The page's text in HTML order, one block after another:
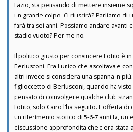
Lazio, sta pensando di mettere insieme
un grande colpo. Ci riuscirà? Parliamo di
farà tra sei anni. Possiamo andare avanti
stadio vuoto? Per me no.
Il politico giusto per convincere Lotito è
Berlusconi. Era l'unico che ascoltava e
altri invece si considera una spanna in
figlioccetto di Berlusconi, quando ha
pensato di coinvolgere qualche club
Lotito, solo Cairo l'ha seguito. L'offerta di
un riferimento storico di 5-6-7 anni fa, un
discussione approfondita che c'era stata